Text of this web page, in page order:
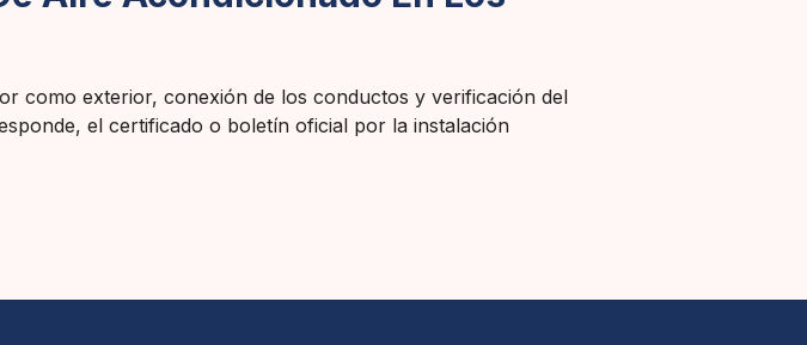
como exterior, conexión de los conductos y verificación del
el certificado o boletín oficial por la instalación